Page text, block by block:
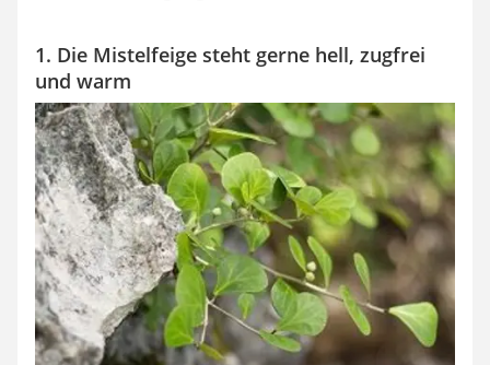
1. Die Mistelfeige steht gerne hell, zugfrei
und warm